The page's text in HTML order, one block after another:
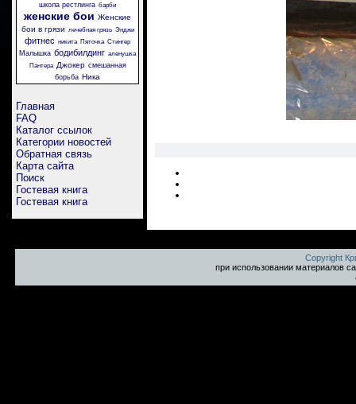
школа рестлинга барби
женские бои Женские
бои в грязи лечебная грязь Энджи
фитнес никита Пяточка Стингер
Малышка бодибилдинг аленушка
Пантера
Джокер смешанная
борьба Ника
Главная
FAQ
Каталог ссылок
Категории новостей
Обратная связь
Карта сайта
Поиск
Гостевая книга
Гостевая книга
Copyright
при использовании материалов